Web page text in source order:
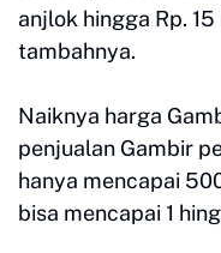
anjlok hingga Rp.
tambahnya.
Naiknya harga
penjualan Gambir
hanya mencapai
bisa mencapai 1